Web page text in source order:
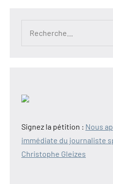
Signez la pétition : Nous
immédiate du journaliste
Christophe Gleizes